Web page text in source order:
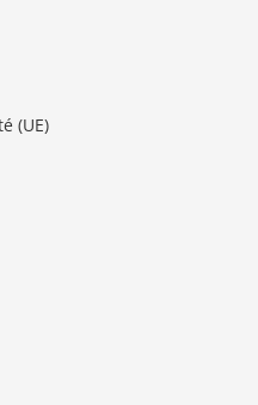
(UE)